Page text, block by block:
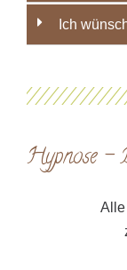
Ich
Hypnose –
Alle